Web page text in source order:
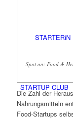
STARTERiN
STARTUP CLUB
Spot on: Food &
Die Zahl der
Nahrungsmitteln
Food-Startups